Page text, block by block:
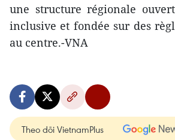
une structure régionale
inclusive et fondée sur des
au centre.-VNA
Theo dõi VietnamPlus